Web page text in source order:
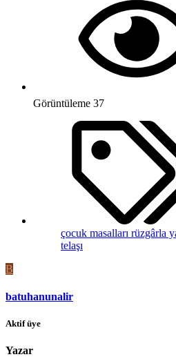
Görüntüleme 37
çocuk masalları rüzgârla
telaşı
B
batuhanunalir
Aktif üye
Yazar